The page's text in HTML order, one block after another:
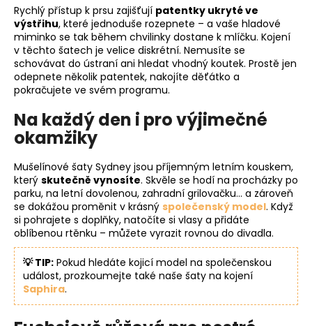
Rychlý přístup k prsu zajišťují patentky ukryté ve
výstřihu, které jednoduše rozepnete – a vaše hladové
miminko se tak během chvilinky dostane k mlíčku. Kojení
v těchto šatech je velice diskrétní. Nemusíte se
schovávat do ústraní ani hledat vhodný koutek. Prostě jen
odepnete několik patentek, nakojíte děťátko a
pokračujete ve svém programu.
Na každý den i pro výjimečné
okamžiky
Mušelínové šaty Sydney jsou příjemným letním kouskem,
který skutečně vynosíte. Skvěle se hodí na procházky po
parku, na letní dovolenou, zahradní grilovačku… a zároveň
se dokážou proměnit v krásný společenský model. Když
si pohrajete s doplňky, natočíte si vlasy a přidáte
oblíbenou rtěnku – můžete vyrazit rovnou do divadla.
💡 TIP: Pokud hledáte kojicí model na společenskou
událost, prozkoumejte také naše šaty na kojení
Saphira.